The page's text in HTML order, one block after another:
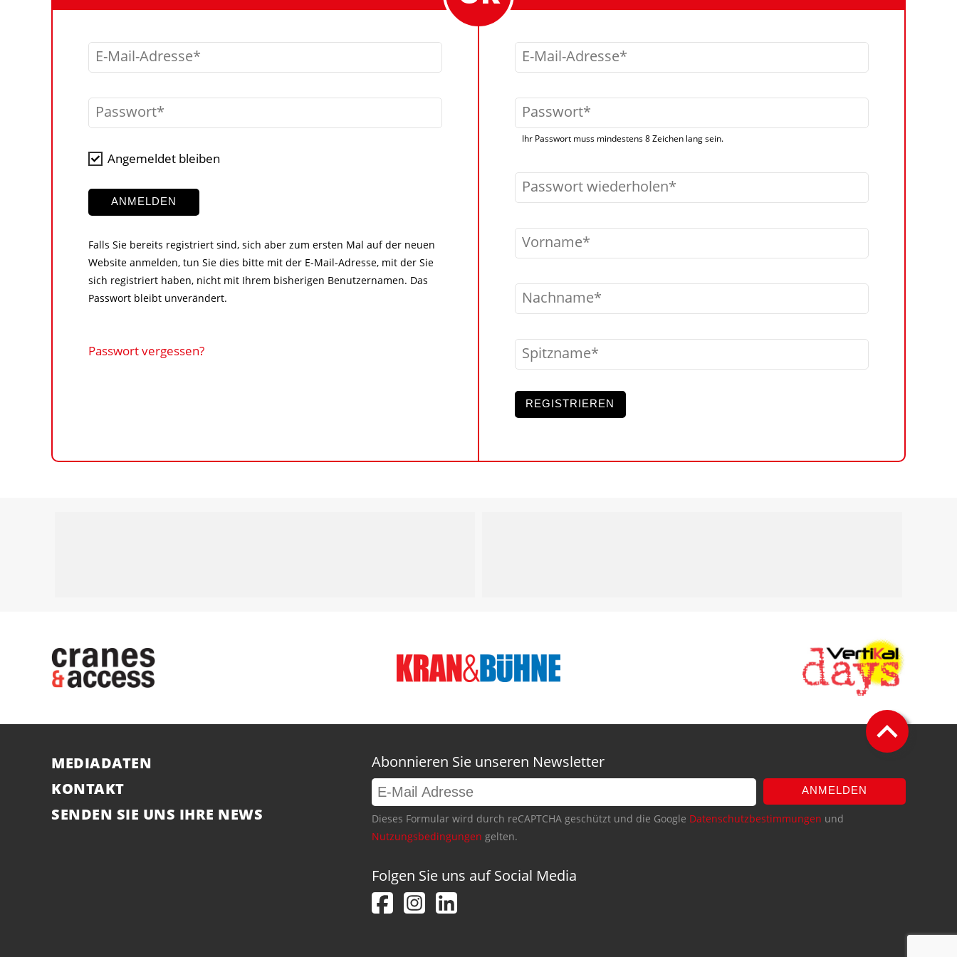
E-Mail-Adresse
Passwort
Angemeldet bleiben
ANMELDEN
Falls Sie bereits registriert sind, sich aber zum ersten Mal auf der neuen
Website anmelden, tun Sie dies bitte mit der E-Mail-Adresse, mit der Sie
sich registriert haben, nicht mit Ihrem bisherigen Benutzernamen. Das
Passwort bleibt unverändert.
Passwort vergessen?
E-Mail-Adresse
Passwort
Ihr Passwort muss mindestens 8 Zeichen lang sein.
Passwort wiederholen
Vorname
Nachname
Spitzname
REGISTRIEREN
MEDIADATEN
KONTAKT
SENDEN SIE UNS IHRE NEWS
Abonnieren Sie unseren Newsletter
ANMELDEN
Dieses Formular wird durch reCAPTCHA geschützt und die Google Datenschutzbestimmungen und
Nutzungsbedingungen gelten.
Folgen Sie uns auf Social Media